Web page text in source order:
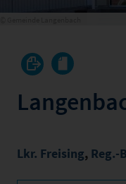
Lkr. Freising, Reg.-